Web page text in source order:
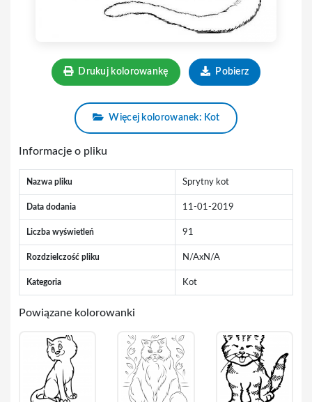
Drukuj kolorowankę Pobierz
Więcej kolorowanek: Kot
Informacje o pliku
Nazwa pliku Sprytny kot
Data dodania 11-01-2019
Liczba wyświetleń 91
Rozdzielczość pliku N/AxN/A
Kategoria Kot
Powiązane kolorowanki